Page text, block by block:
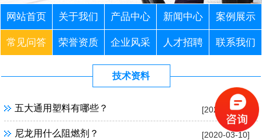
网站首页 关于我们 产品中心 新闻中心 案例展示
常见问答 荣誉资质 企业风采 人才招聘 联系我们
技术资料
[2020-04-10]
五大通用塑料有哪些？
[2020-03-10]
尼龙用什么阻燃剂？